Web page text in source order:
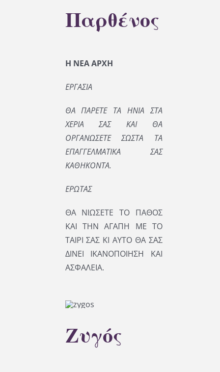
Παρθένος
Η ΝΕΑ ΑΡΧΗ
ΕΡΓΑΣΙΑ
ΘΑ ΠΑΡΕΤΕ ΤΑ ΗΝΙΑ ΣΤΑ
ΧΕΡΙΑ ΣΑΣ ΚΑΙ ΘΑ
ΟΡΓΑΝΩΣΕΤΕ ΣΩΣΤΑ ΤΑ
ΕΠΑΓΓΕΛΜΑΤΙΚΑ ΣΑΣ
ΚΑΘΗΚΟΝΤΑ.
ΕΡΩΤΑΣ
ΘΑ ΝΙΩΣΕΤΕ ΤΟ ΠΑΘΟΣ
ΚΑΙ ΤΗΝ ΑΓΑΠΗ ΜΕ ΤΟ
ΤΑΙΡΙ ΣΑΣ ΚΙ ΑΥΤΟ ΘΑ ΣΑΣ
ΔΙΝΕΙ ΙΚΑΝΟΠΟΙΗΣΗ ΚΑΙ
ΑΣΦΑΛΕΙΑ.
Ζυγός